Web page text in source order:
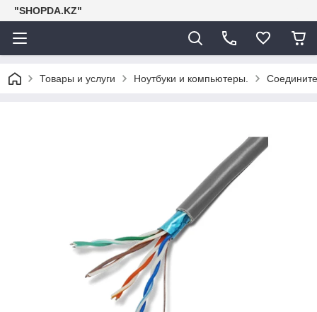
"SHOPDA.KZ"
Товары и услуги Ноутбуки и компьютеры.